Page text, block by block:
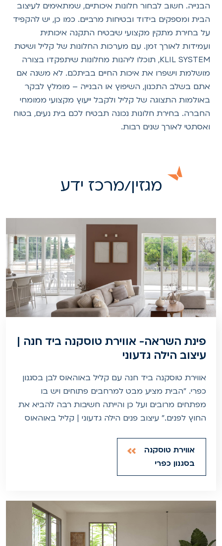
הבנייה. חשוב לבחור חלונות איכותיים, שמתאימים לעיצוב
הבית ומספקים בידוד ובטיחות מרביים. כמו כן, יש להקפיד
על בחירת מתקין מקצועי שיבטיח התקנה איכותית
ועמידות לאורך זמן. עם מערכות החלונות של קליל ושיטת
KLIL SYSTEM, תוכלו ליהנות מחלונות שיתפקדו בצורה
מושלמת וישפרו את איכות החיים בביתכם. לא משנה אם
אתם בשלב התכנון, השיפוץ או הבנייה – מומלץ לבקר
באולמות התצוגה של קליל ולקבל ייעוץ מקצועי ממומחי
החברה. בחירת חלונות נכונה תבטיח לכם בית נעים, בטוח
ואסתטי לאורך שנים רבות.
מגזין/מרכז ידע
פינת השראה- אווירת טוסקנה ביד חנה |
עיצוב הילה גדעוני
אווירת טוסקנה ביד חנה עם קליל באוהאוס לבן בסגנון
כפרי. "הבית מציע מבט למרחבים פתוחים ויש בו
מפתחים מרובים ועל כן והייתה חשיבות רבה להביא את
החוץ לפנים." עיצוב פנים הילה גדעוני | קליל באוהאוס
אווירת טוסקנה
בסגנון כפרי